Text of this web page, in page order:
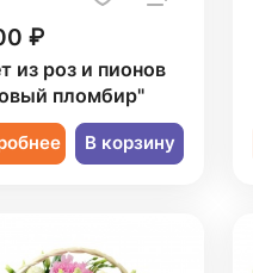
₽
из роз и пионов
пломбир"
В корзину